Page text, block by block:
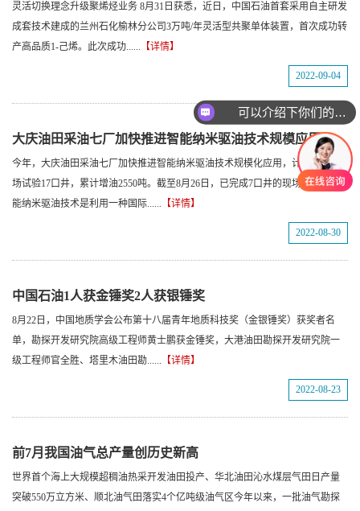
灵活切换理念升级聚烯烃业务 8月31日获悉，近日，中国石油首套采用自主研发
成套技术建成的兰州石化榆林分公司3万吨/年灵活型共聚单体装置，首次成功转
产高品质1-己烯。此次成功...... 【详情】
2022-09-04
大庆油田采油七厂加快推进智能纳米驱油技术规模应用
今年，大庆油田采油七厂加快推进智能纳米驱油技术规模化应用，计划实施现
场试验17口井，累计增油2550吨。截至8月26日，已完成7口井的现场施工。 智
能纳米驱油技术是利用一种国际...... 【详情】
2022-08-30
中国石油1人获金锤奖2人获银锤奖
8月22日，中国地质学会公布第十八届青年地质科技奖（金银锤奖）获奖者名
单，勘探开发研究院高级工程师黄士鹏获金锤奖，大港油田勘探开发研究院一
级工程师官全胜、塔里木油田勘...... 【详情】
2022-08-23
前7月我国油气总产量创历史新高
世界首个海上大规模超稠油热采开发油田投产、华北油田沁水煤层气田日产量
突破550万立方米、顺北油气田落实4个亿吨级油气区今年以来，一批油气勘探
可以介绍下你们的产品么